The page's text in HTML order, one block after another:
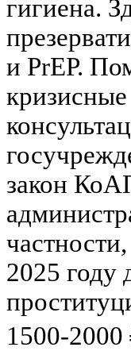
гигиена.
и PrEP.
закон
2025 году
1500-2000